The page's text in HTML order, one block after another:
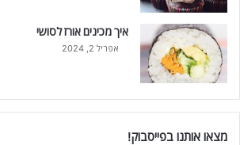
איך מכינים אורז לסושי
אפריל 2, 2024
מצאו אותנו בפייסבוק!